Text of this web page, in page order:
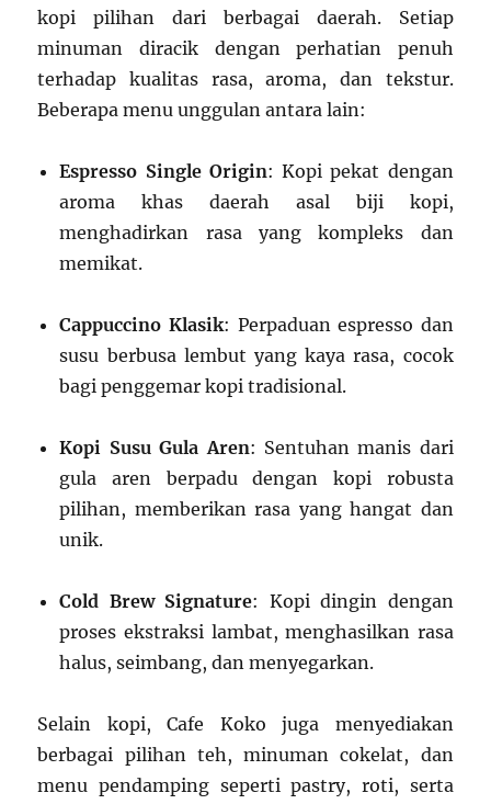
kopi pilihan dari berbagai daerah. Setiap
minuman diracik dengan perhatian penuh
terhadap kualitas rasa, aroma, dan tekstur.
Beberapa menu unggulan antara lain:
Espresso Single Origin: Kopi pekat dengan
aroma khas daerah asal biji kopi,
menghadirkan rasa yang kompleks dan
memikat.
Cappuccino Klasik: Perpaduan espresso dan
susu berbusa lembut yang kaya rasa, cocok
bagi penggemar kopi tradisional.
Kopi Susu Gula Aren: Sentuhan manis dari
gula aren berpadu dengan kopi robusta
pilihan, memberikan rasa yang hangat dan
unik.
Cold Brew Signature: Kopi dingin dengan
proses ekstraksi lambat, menghasilkan rasa
halus, seimbang, dan menyegarkan.
Selain kopi, Cafe Koko juga menyediakan
berbagai pilihan teh, minuman cokelat, dan
menu pendamping seperti pastry, roti, serta